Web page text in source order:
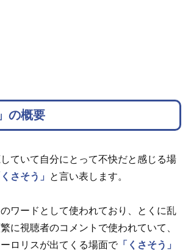
の概要
ていて自分にとって不快だと感じる場
くさそう」 と言い表します。
ワードとして使われており、とくに乱
に視聴者のコメントで使われていて、
ロリスが出てくる場面で「くさそう」